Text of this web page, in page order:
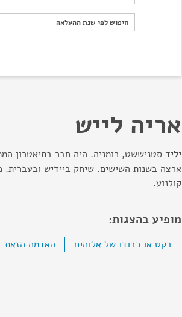
חיפוש לפי שנת ההעלאה
חיפוש לפי שנת ההעלאה
אריה לייש
יליד סטניששט, רומניה. היה חבר בתיאטרון
ארצה בשנות השישים. שיחק ביידיש ובעברית.
קולנוע.
מופיע בהצגות:
בקט או כבודו של אלוהים האדמה הזאת